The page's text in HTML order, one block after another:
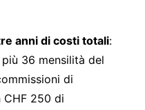
anni di costi totali:
36 mensilità del
di
CHF 250 di